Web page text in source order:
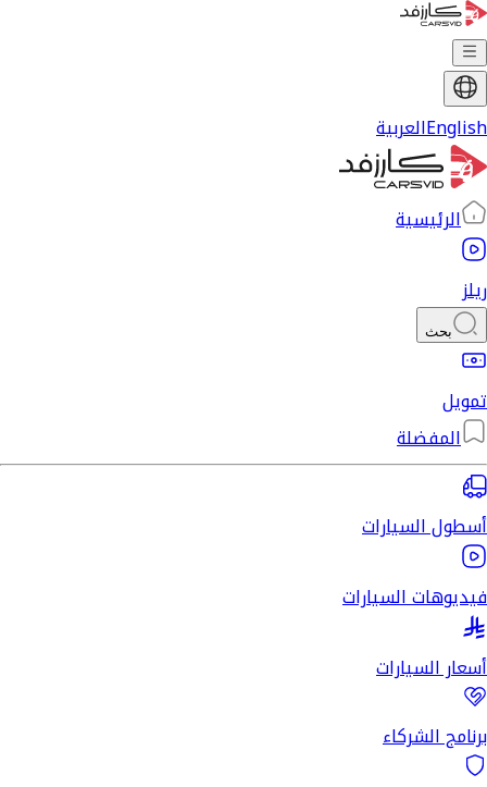
Englishالعربية
الرئيسية
ريلز
بحث
تمويل
المفضلة
أسطول السيارات
فيديوهات السيارات
أسعار السيارات
برنامج الشركاء